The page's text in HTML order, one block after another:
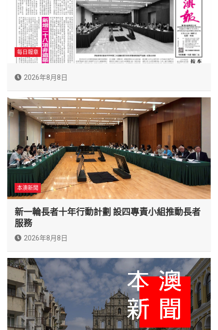
每日報章
2026年8月8日
本澳新聞
新一輪長者十年行動計劃 設四專責小組推動長者
服務
2026年8月8日